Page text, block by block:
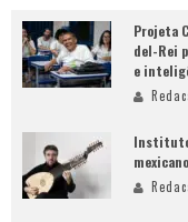
Projeta
del-Rei
e